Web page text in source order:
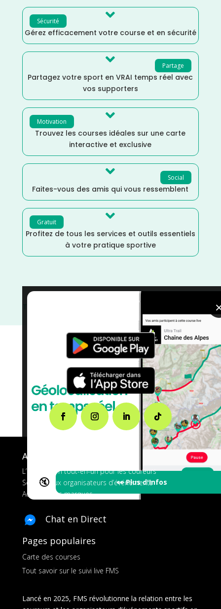
Sécurité 
Gérez efficacement votre course et en sécurité
Partage

Partagez votre sport en VRAI temps réel avec
vos supporters
Motivation 
Trouvez les courses idéales sur une carte
interactive et exclusive
Social

Faites-vous des amis qui vous ressemblent
Gratuit 
Profitez de tous les services et outils essentiels
à votre pratique sportive
🔇 👀 Plus d'Infos
Trail
A propos de FMS
L’application tout-en-un pour les coureurs
Services aux organisateurs d’événements
Ads pour les marques
Chat en Direct
Pages populaires
Carte des courses
Tout savoir sur le suivi live FMS
Lancé en 2025, FMS révolutionne la relation entre les